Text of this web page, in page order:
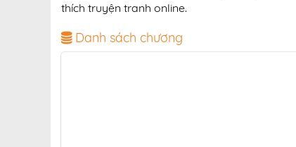
thích truyện tranh online.
Danh sách chương